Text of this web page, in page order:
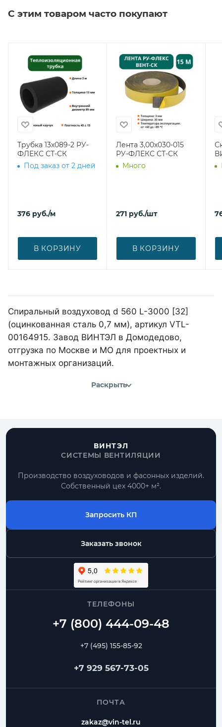
С этим товаром часто покупают
Трубка 13х089-2 РУ-
ФЛЕКС СТ-СК
Под заказ от 2 дней
376 руб./м
В КОРЗИНУ
Лента 3,00х030-015
РУ-ФЛЕКС СТ-СК
Много
271 руб./шт
В КОРЗИНУ
Спиральный воздуховод d 560 L-3000 [32]
(оцинкованная сталь 0,7 мм), артикул VTL-
00164915. Завод ВИНТЭЛ в Домодедово,
отгрузка по Москве и МО для проектных и
монтажных организаций.
Раскрыть
ВИНТЭЛ
СИСТЕМЫ ВЕНТИЛЯЦИИ
Производство воздуховодов и фасонных изделий.
Собственный цех 4000+ м².
Запросить КП
Заказать звонок
ТЕЛЕФОНЫ
+7 (495) 155-85-92
+7 929 567-73-05
ПОЧТА
zakaz@vin-tel.ru